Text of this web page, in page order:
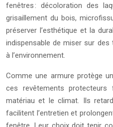
fenêtres : décoloration des
grisaillement du bois,
préserver l’esthétique et la
indispensable de miser sur
à l’environnement.
Comme une armure protège
ces revêtements
matériau et le climat. Ils
facilitent l’entretien et